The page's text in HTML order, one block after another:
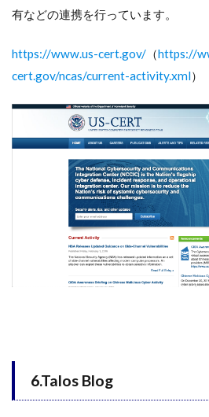
有などの連携を行っています。
https://www.us-cert.gov/ （https://
cert.gov/ncas/current-activity.xml）
6.Talos Blog